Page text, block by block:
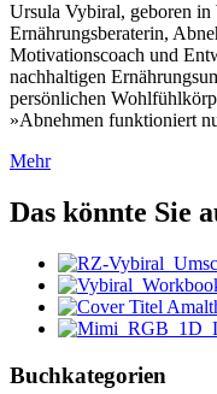
Ursula Vybiral, geboren
Ernährungsberaterin,
Motivationscoach und
nachhaltigen
persönlichen
»Abnehmen funktioniert
Mehr
Das könnte Sie
Buchkategorien